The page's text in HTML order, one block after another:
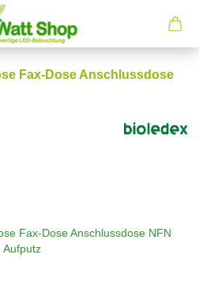
Fax-Dose Anschlussdose